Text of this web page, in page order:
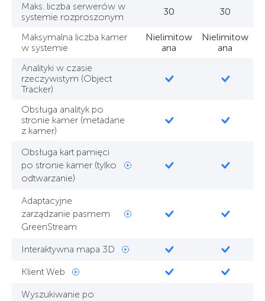
Maks. liczba serwerów w
systemie rozproszonym
30 30
Maksymalna liczba kamer
w systemie
Nielimitow
ana
Nielimitow
ana
Analityki w czasie
rzeczywistym (Object
Tracker)
Obsługa analityk po
stronie kamer (metadane
z kamer)
Obsługa kart pamięci
po stronie kamer (tylko
odtwarzanie)
Adaptacyjne
zarządzanie pasmem
GreenStream
Interaktywna mapa 3D
Klient Web
Wyszukiwanie po